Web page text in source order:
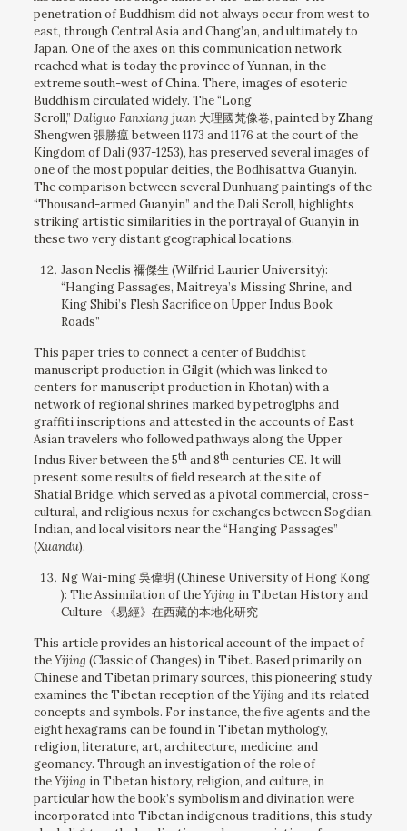
penetration of Buddhism did not always occur from west to
east, through Central Asia and Chang’an, and ultimately to
Japan. One of the axes on this communication network
reached what is today the province of Yunnan, in the
extreme south-west of China. There, images of esoteric
Buddhism circulated widely. The “Long
Scroll,” Daliguo Fanxiang juan大理國梵像卷, painted by Zhang
Shengwen 張勝瘟 between 1173 and 1176 at the court of the
Kingdom of Dali (937-1253), has preserved several images of
one of the most popular deities, the Bodhisattva Guanyin.
The comparison between several Dunhuang paintings of the
“Thousand-armed Guanyin” and the Dali Scroll, highlights
striking artistic similarities in the portrayal of Guanyin in
these two very distant geographical locations.
Jason Neelis 禰傑⽣ (Wilfrid Laurier University):
“Hanging Passages, Maitreya’s Missing Shrine, and
King Shibi’s Flesh Sacrifice on Upper Indus Book
Roads”
This paper tries to connect a center of Buddhist
manuscript production in Gilgit (which was linked to
centers for manuscript production in Khotan) with a
network of regional shrines marked by petroglphs and
graffiti inscriptions and attested in the accounts of East
Asian travelers who followed pathways along the Upper
Indus River between the 5thand 8thcenturies CE. It will
present some results of field research at the site of
Shatial Bridge, which served as a pivotal commercial, cross-
cultural, and religious nexus for exchanges between Sogdian,
Indian, and local visitors near the “Hanging Passages”
(Xuandu).
Ng Wai-ming 吳偉明 (Chinese University of Hong Kong
): The Assimilation of theYijing in Tibetan History and
Culture 《易經》在西藏的本地化研究
This article provides an historical account of the impact of
theYijing (Classic of Changes) in Tibet. Based primarily on
Chinese and Tibetan primary sources, this pioneering study
examines the Tibetan reception of theYijing and its related
concepts and symbols. For instance, the five agents and the
eight hexagrams can be found in Tibetan mythology,
religion, literature, art, architecture, medicine, and
geomancy. Through an investigation of the role of
theYijing in Tibetan history, religion, and culture, in
particular how the book’s symbolism and divination were
incorporated into Tibetan indigenous traditions, this study